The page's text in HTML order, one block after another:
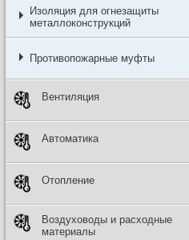
Изоляция для огнезащиты
металлоконструкций
Противопожарные муфты
Вентиляция
Автоматика
Отопление
Воздуховоды и расходные
материалы